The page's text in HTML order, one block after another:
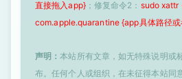
直接拖入app}；修复命令2： sudo
com.apple.quarantine {app具体路径
声明：本站所有文章，如无特殊说明或
布。任何个人或组织，在未征得本站同